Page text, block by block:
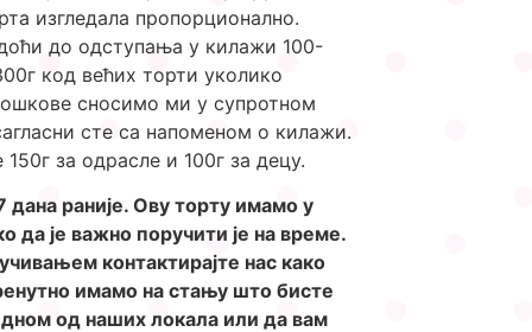
изгледала пропорционално.
до одступања у килажи 100-
код већих торти уколико
сносимо ми у супротном
сте са напоменом о килажи.
за одрасле и 100г за децу.
раније. Ову торту имамо у
да је важно поручити је на време.
контактирајте нас како
имамо на стању што бисте
од наших локала или да вам